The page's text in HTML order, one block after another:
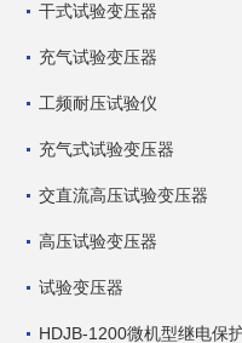
干式试验变压器
充气试验变压器
工频耐压试验仪
充气式试验变压器
交直流高压试验变压器
高压试验变压器
试验变压器